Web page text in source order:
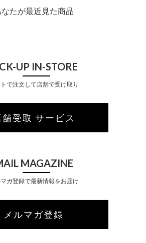
なたが最近見た商品
UP IN-STORE
で注文して店舗で受け取り
舗受取 サービス
MAGAZINE
ガ登録で最新情報をお届け
メルマガ登録